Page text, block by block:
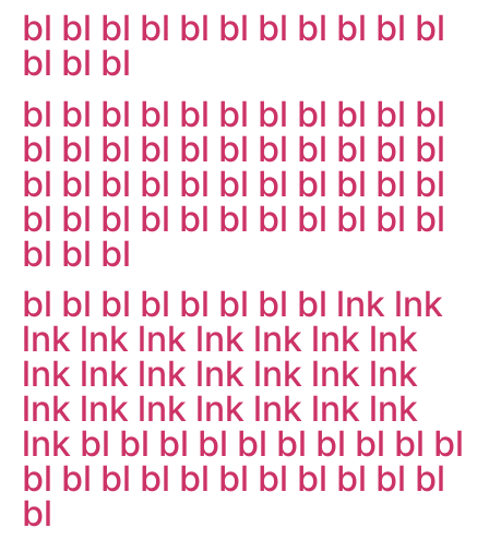
bl bl bl bl bl bl bl bl bl bl bl
bl bl bl
bl bl bl bl bl bl bl bl bl bl bl
bl bl bl bl bl bl bl bl bl bl bl
bl bl bl bl bl bl bl bl bl bl bl
bl bl bl bl bl bl bl bl bl bl bl
bl bl bl
bl bl bl bl bl bl bl bl lnk lnk
lnk lnk lnk lnk lnk lnk lnk
lnk lnk lnk lnk lnk lnk lnk
lnk lnk lnk lnk lnk lnk lnk
lnk bl bl bl bl bl bl bl bl bl bl
bl bl bl bl bl bl bl bl bl bl bl
bl